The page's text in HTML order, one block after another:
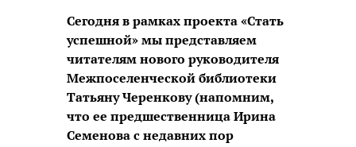
Сегодня в рамках проекта «Стать
успешной» мы представляем
читателям нового руководителя
Межпоселенческой библиотеки
Татьяну Черенкову (напомним,
что ее предшественница Ирина
Семенова с недавних пор